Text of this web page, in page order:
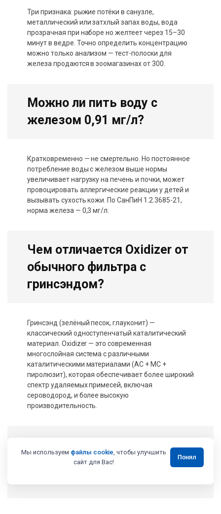
Три признака: рыжие потёки в санузле,
металлический или затхлый запах воды, вода
прозрачная при наборе но желтеет через 15–30
минут в ведре. Точно определить концентрацию
можно только анализом — тест-полоски для
железа продаются в зоомагазинах от 300.
Можно ли пить воду с
железом 0,91 мг/л?
Кратковременно — не смертельно. Но постоянное
потребление воды с железом выше нормы
увеличивает нагрузку на печень и почки, может
провоцировать аллергические реакции у детей и
вызывать сухость кожи. По СанПиН 1.2.3685-21,
норма железа — 0,3 мг/л.
Чем отличается Oxidizer от
обычного фильтра с
гринсэндом?
Гринсэнд (зелёный песок, глауконит) —
классический одноступенчатый каталитический
материал. Oxidizer — это современная
многослойная система с различными
каталитическими материалами (АС + МС +
пиролюзит), которая обеспечивает более широкий
спектр удаляемых примесей, включая
сероводород, и более высокую
производительность.
Нужно ли делать анализ
воды если запах есть, но не
Мы используем файлы cookie, чтобы улучшить
сайт для Вас!
Понял